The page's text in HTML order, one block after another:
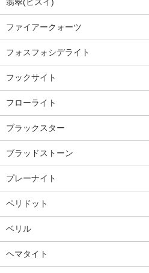
ファイアークォーツ
フォスフォシデライト
フックサイト
フローライト
ブラックスター
ブラッドストーン
プレーナイト
ペリドット
ベリル
ヘマタイト